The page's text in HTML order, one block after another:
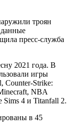
троян
пресс-служба
2021 года. В
игры
Counter-Strike:
NBA
Sims 4 и Titanfall 2.
в 45